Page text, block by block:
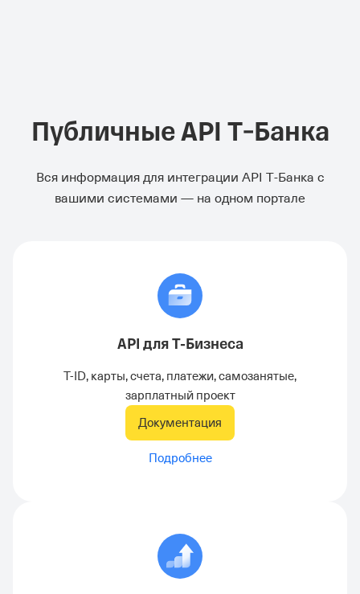
Публичные API Т‑Банка
Вся информация для интеграции API Т‑Банка с
вашими системами — на одном портале
API для Т-Бизнеса
T-ID, карты, счета, платежи, самозанятые,
зарплатный проект
Документация
Подробнее